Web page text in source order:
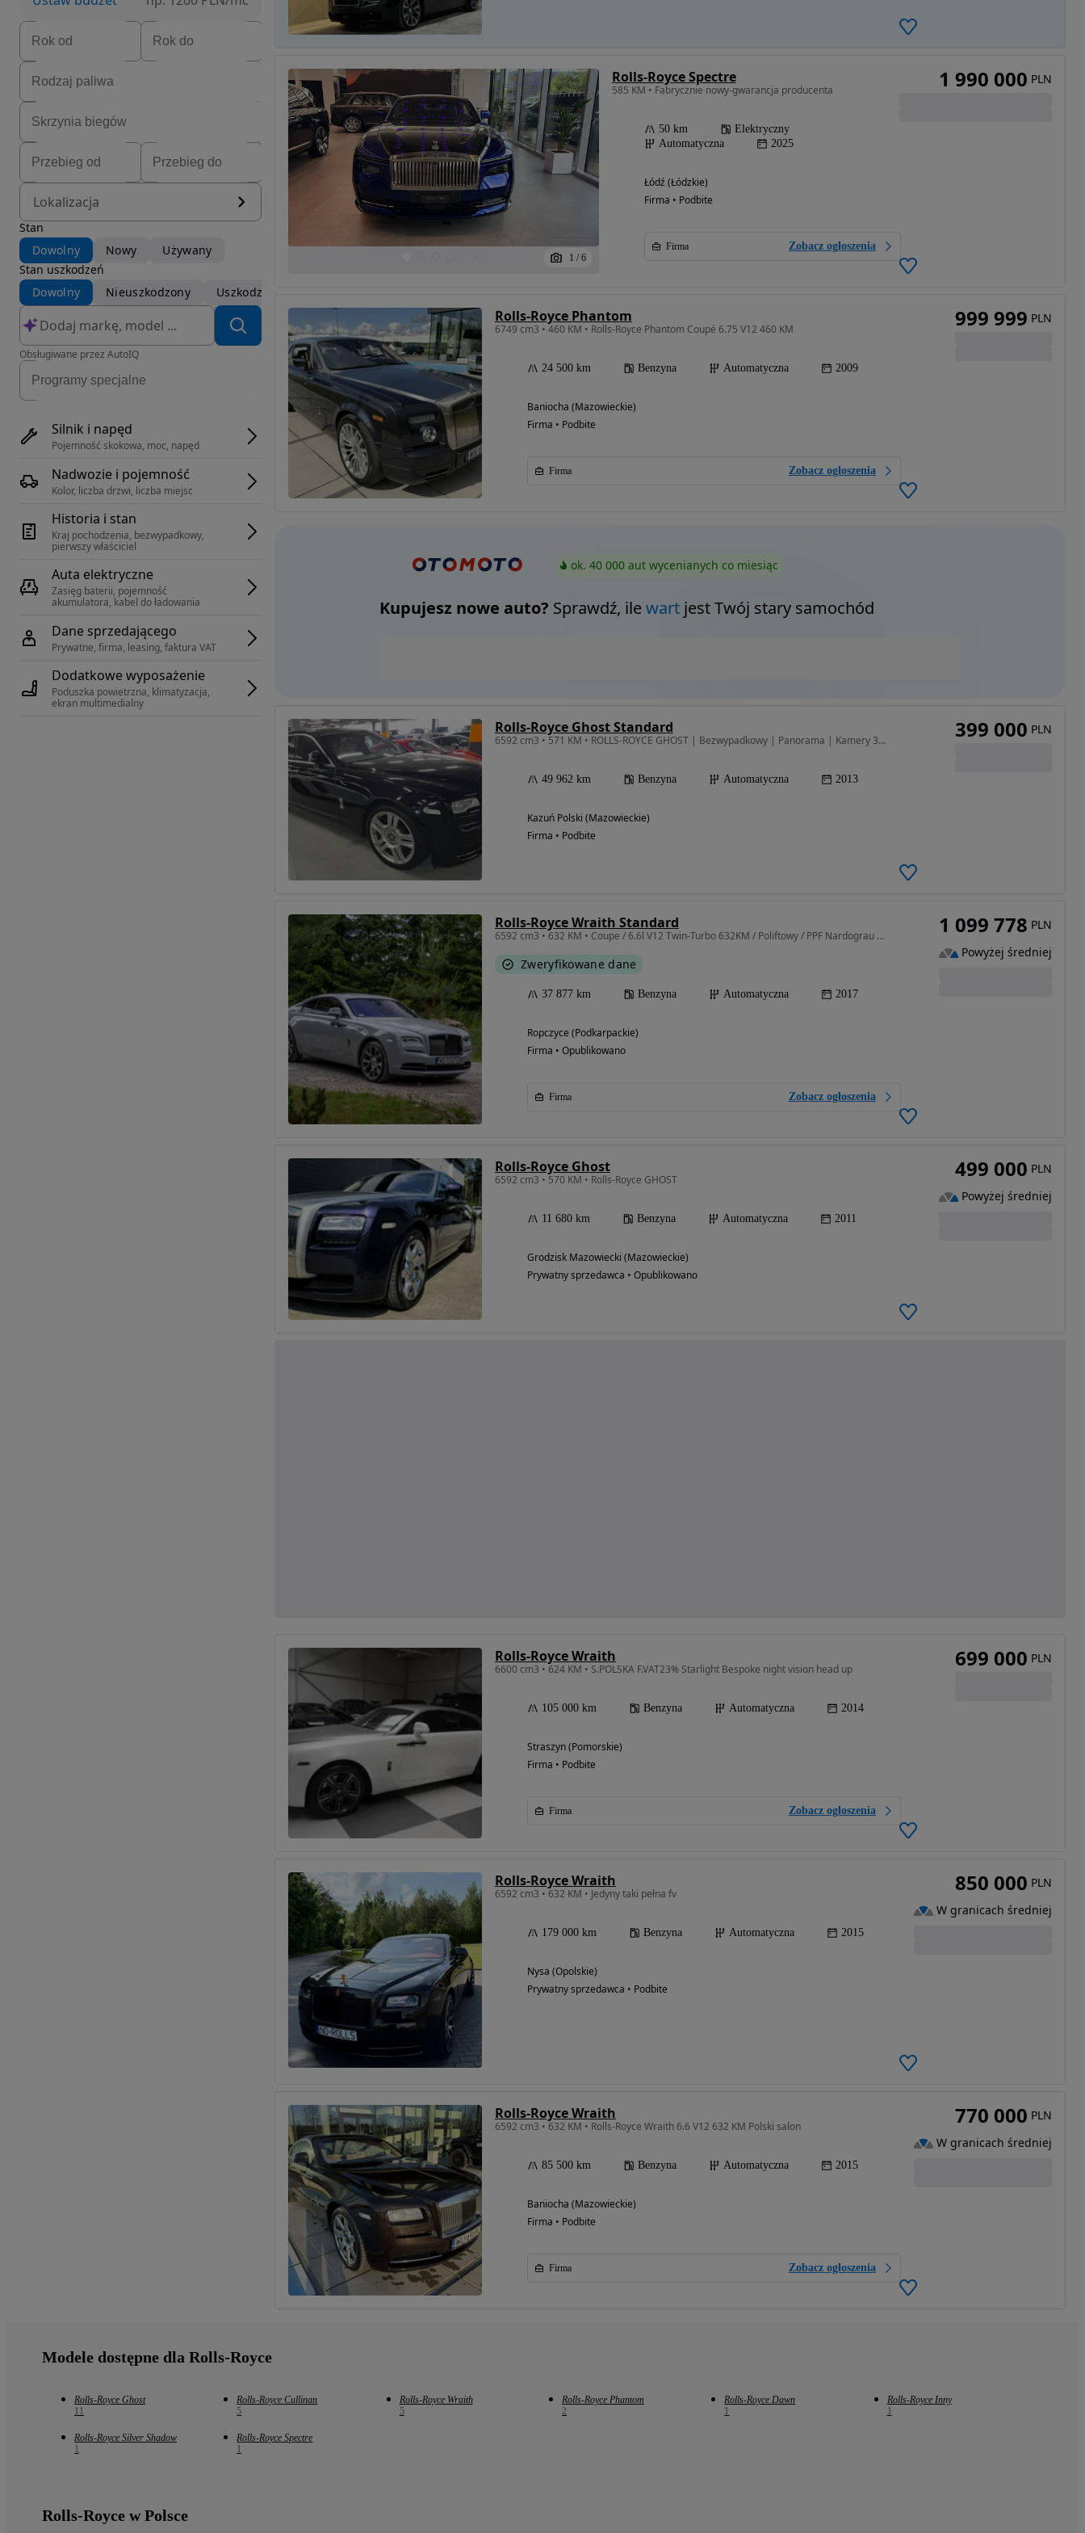
Lokalizacja
Stan
Dowolny
Nowy
Używany
Stan uszkodzeń
Dowolny
Nieuszkodzony Uszkodzony
Obsługiwane przez AutoIQ
Silnik i napęd
Pojemność skokowa, moc, napęd
Nadwozie i pojemność
Kolor, liczba drzwi, liczba miejsc
Historia i stan
Kraj pochodzenia, bezwypadkowy,
pierwszy właściciel
Auta elektryczne
Zasięg baterii, pojemność
akumulatora, kabel do ładowania
Dane sprzedającego
Prywatne, firma, leasing, faktura VAT
Dodatkowe wyposażenie
Poduszka powietrzna, klimatyzacja,
ekran multimedialny
1 / 6
Rolls-Royce Spectre
585 KM • Fabrycznie nowy-gwarancja producenta
50 km
Elektryczny
Automatyczna
2025
Łódź (Łódzkie)
Firma • Podbite
Firma Zobacz ogłoszenia
1 990 000 PLN
Rolls-Royce Phantom
6749 cm3 • 460 KM • Rolls-Royce Phantom Coupé 6.75 V12 460 KM
24 500 km Benzyna Automatyczna 2009
Baniocha (Mazowieckie)
Firma • Podbite
Firma Zobacz ogłoszenia
999 999 PLN
ok. 40 000 aut wycenianych co miesiąc
Kupujesz nowe auto? Sprawdź, ilewartjest Twój stary samochód
Rolls-Royce Ghost Standard
6592 cm3 • 571 KM • ROLLS-ROYCE GHOST | Bezwypadkowy | Panorama | Kamery 360
49 962 km Benzyna Automatyczna 2013
Kazuń Polski (Mazowieckie)
Firma • Podbite
399 000 PLN
Rolls-Royce Wraith Standard
6592 cm3 • 632 KM • Coupe / 6.6l V12 Twin-Turbo 632KM / Poliftowy / PPF Nardograu / FV 23%
Zweryfikowane dane
37 877 km Benzyna Automatyczna 2017
Ropczyce (Podkarpackie)
Firma • Opublikowano
Firma Zobacz ogłoszenia
1 099 778 PLN
Powyżej średniej
Rolls-Royce Ghost
6592 cm3 • 570 KM • Rolls-Royce GHOST
11 680 km Benzyna Automatyczna 2011
Grodzisk Mazowiecki (Mazowieckie)
Prywatny sprzedawca • Opublikowano
499 000 PLN
Powyżej średniej
Rolls-Royce Wraith
6600 cm3 • 624 KM • S.POLSKA F.VAT23% Starlight Bespoke night vision head up
105 000 km Benzyna Automatyczna 2014
Straszyn (Pomorskie)
Firma • Podbite
Firma Zobacz ogłoszenia
699 000 PLN
Rolls-Royce Wraith
6592 cm3 • 632 KM • Jedyny taki pełna fv
179 000 km Benzyna Automatyczna 2015
Nysa (Opolskie)
Prywatny sprzedawca • Podbite
850 000 PLN
W granicach średniej
Rolls-Royce Wraith
6592 cm3 • 632 KM • Rolls-Royce Wraith 6.6 V12 632 KM Polski salon
85 500 km Benzyna Automatyczna 2015
Baniocha (Mazowieckie)
Firma • Podbite
Firma Zobacz ogłoszenia
770 000 PLN
W granicach średniej
Modele dostępne dla Rolls-Royce
Rolls-Royce Ghost
11
Rolls-Royce Cullinan
5
Rolls-Royce Wraith
5
Rolls-Royce Phantom
2
Rolls-Royce Dawn
1
Rolls-Royce Inny
1
Rolls-Royce Silver Shadow
1
Rolls-Royce Spectre
1
Rolls-Royce w Polsce